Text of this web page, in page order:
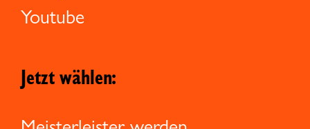
Youtube
Jetzt wählen: